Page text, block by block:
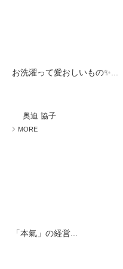
お洗濯って愛おしいもの✨...
奥迫 協子
MORE
「本氣」の経営...